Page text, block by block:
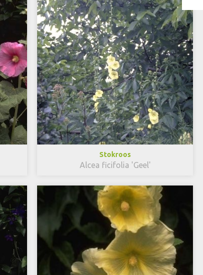
Stokroos
Alcea ficifolia 'Geel'